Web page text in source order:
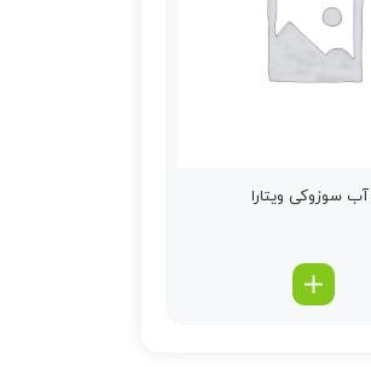
آب سوزوکی ویتارا